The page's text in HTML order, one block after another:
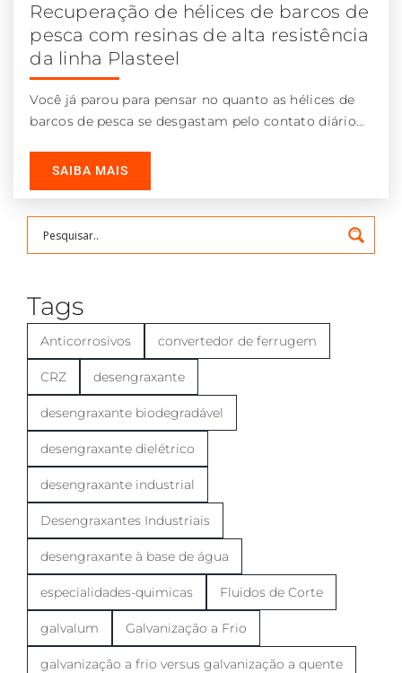
Recuperação de hélices de barcos de
pesca com resinas de alta resistência
da linha Plasteel
Você já parou para pensar no quanto as hélices de
barcos de pesca se desgastam pelo contato diário
SAIBA MAIS
Tags
Anticorrosivos convertedor de ferrugem
CRZ desengraxante
desengraxante biodegradável
desengraxante dielétrico
desengraxante industrial
Desengraxantes Industriais
desengraxante à base de água
especialidades-quimicas Fluidos de Corte
galvalum Galvanização a Frio
galvanização a frio versus galvanização a quente